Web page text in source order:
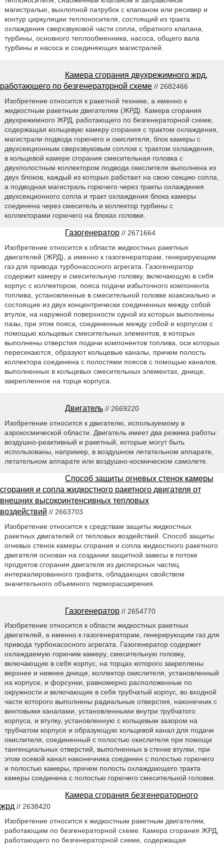
магистралью, выхлопной патрубок с клапаном или ресивер и
контур циркуляции теплоносителя, состоящий из тракта
охлаждения сверхзвуковой части сопла, обратного клапана,
турбины, основного теплообменника, насоса, общего вала
турбины и насоса и соединяющих магистралей.
Камера сгорания двухрежимного жрд,
работающего по безгенераторной схеме // 2682466
Изобретение относится к ракетной технике, а именно к
жидкостным ракетным двигателям (ЖРД). Камера сгорания
двухрежимного ЖРД, работающего по безгенераторной схеме,
содержащая кольцевую камеру сгорания с трактом охлаждения,
магистрали подвода горючего и окислителя, блок камеры с
двухсекционным сверхзвуковым соплом с трактом охлаждения,
в кольцевой камере сгорания смесительная головка с
двухполостным коллектором подвода окислителя выполнена из
двух блоков, каждый из которых работает на свою секцию сопла,
а подводная магистраль горючего через тракты охлаждения
двухсекционного сопла и тракт охлаждения блока камеры
соединена через смеситель и коллектор турбины с
коллекторами горючего на блоках головки.
Газогенератор // 2671664
Изобретение относится к области жидкостных ракетных
двигателей (ЖРД), а именно к газогенераторам, генерирующим
газ для привода турбонасосного агрегата. Газогенератор
содержит камеру и смесительную головку, включающую в себя
корпус с коллектором, пояса подачи избыточного компонента
топлива, установленные в смесительной головке коаксиально и
состоящие из двух концентрически соединенных между собой
втулок, на наружной поверхности одной из которых выполнены
пазы, при этом пояса, соединенные между собой и корпусом с
помощью кольцевых смесительных элементов, в которых
выполнены отверстия подачи компонентов топлива, оси которых
пересекаются, образуют кольцевые каналы, причем полость
коллектора соединена с полостями поясов с помощью каналов,
выполненных в кольцевых смесительных элементах, днище,
закрепленное на торце корпуса.
Двигатель // 2669220
Изобретение относится к двигателю, используемому в
аэрокосмической области. Двигатель имеет два режима работы:
воздушно-реактивный и ракетный, которые могут быть
использованы, например, в воздушном летательном аппарате,
летательном аппарате или воздушно-космическом самолете.
Способ защиты огневых стенок камеры
сгорания и сопла жидкостного ракетного двигателя от
внешних высокоинтенсивных тепловых
воздействий // 2663703
Изобретение относится к средствам защиты жидкостных
ракетных двигателей от тепловых воздействий. Способ защиты
огневых стенок камеры сгорания и сопла жидкостного ракетного
двигателя основан на создании защитной завесы в потоке
продуктов сгорания двигателя из дисперсных частиц
интеркалированного графита, обладающих свойством
значительного объемного терморасширения.
Газогенератор // 2654770
Изобретение относится к области жидкостных ракетных
двигателей, а именно к газогенераторам, генерирующим газ для
привода турбонасосного агрегата. Газогенератор содержит
охлаждаемую горючим камеру, смесительную головку,
включающую в себя корпус, на торцах которого закреплены
верхнее и нижнее днище, коллектор окислителя, установленный
на корпусе, и форсунки, равномерно расположенные по
окружности и включающие в себя трубчатый корпус, во входной
части которого выполнены радиальные отверстия, наконечник с
винтовыми каналами, установленными внутри трубчатого
корпуса, и втулку, установленную с кольцевым зазором на
трубчатом корпусе и образующую кольцевой канал для подачи
окислителя, соединенный с полостью окислителя при помощи
тангенциальных отверстий, выполненных в стенке втулки, при
этом осевой канал наконечника соединен с полостью горючего
и полостью камеры, причем полость охлаждающего тракта
камеры соединена с полостью горючего смесительной головки.
Камера сгорания безгенераторного
жрд // 2638420
Изобретение относится к жидкостным ракетным двигателям,
работающим по безгенераторной схеме. Камера сгорания ЖРД,
работающего по безгенераторной схеме, содержащая